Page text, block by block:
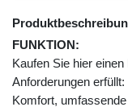
FUNKTION:
Kaufen Sie hier
Anforderungen
Komfort,